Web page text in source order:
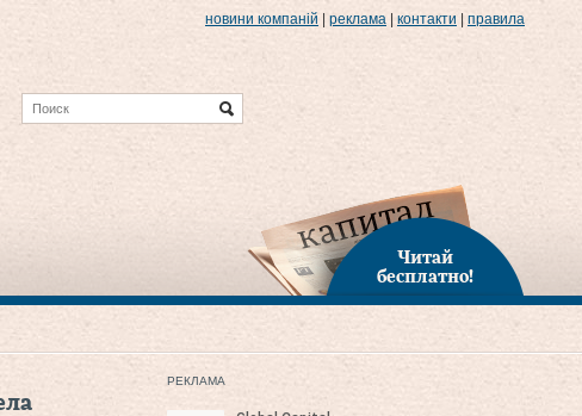
новини компаній реклама контакти правила
Читай
бесплатно!
РЕКЛАМА